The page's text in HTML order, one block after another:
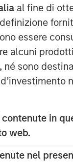
al fine di
essere
alcuni
sono
in
web.
nel
Credit
private
healthcare,
their trust in us
our strong
Stanley
growth credit